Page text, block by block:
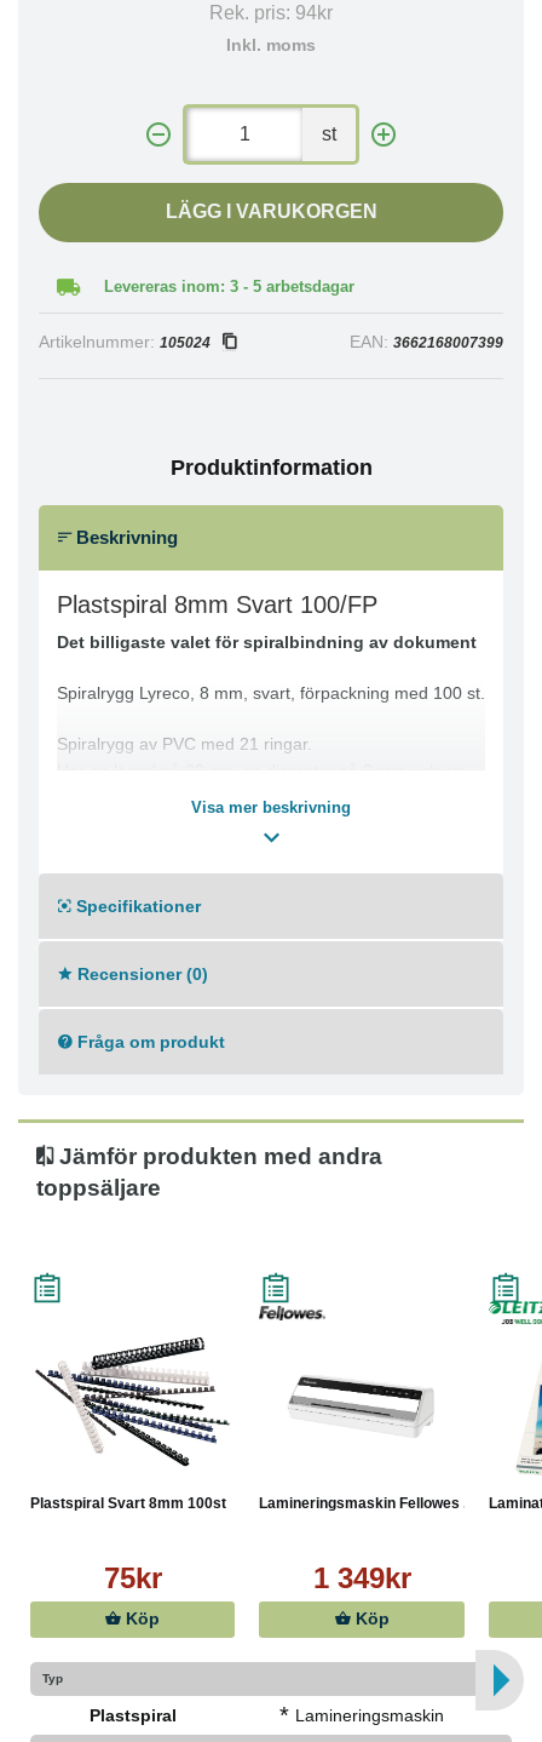
Rek. pris: 94kr
Inkl. moms
st
LÄGG I VARUKORGEN
Levereras inom: 3 - 5 arbetsdagar
Artikelnummer: 105024 EAN: 3662168007399
Produktinformation
Beskrivning
Plastspiral 8mm Svart 100/FP
Det billigaste valet för spiralbindning av dokument
Spiralrygg Lyreco, 8 mm, svart, förpackning med 100 st.
Spiralrygg av PVC med 21 ringar.
Har en längd på 30 cm, en diameter på 8 mm och en
kapacitet på 21-40 ark.
- Gör det enkelt att bläddra bland dokument
- Mått (LxB): 300 x 8 mm
Visa mer beskrivning
Specifikationer
Recensioner (0)
Fråga om produkt
Jämför produkten med andra
toppsäljare
Plastspiral Svart 8mm 100st
75kr
Köp
Lamineringsmaskin Fellowes ...
1 349kr
Köp
Typ
Plastspiral * Lamineringsmaskin